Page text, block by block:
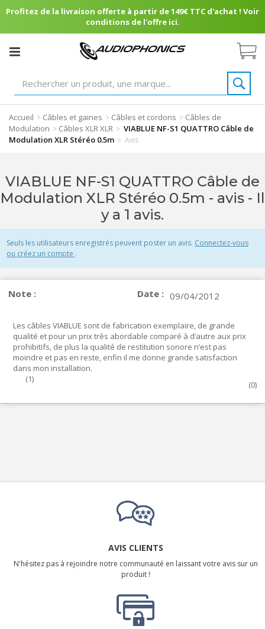
Profitez de la livraison offerte à partir de 149€ TTC d'achat ! Voir
conditions de l'offre ici.
Accueil > Câbles et gaines > Câbles et cordons > Câbles de
Modulation > Câbles XLR XLR > VIABLUE NF-S1 QUATTRO Câble de
Modulation XLR Stéréo 0.5m > Avis
VIABLUE NF-S1 QUATTRO Câble de
Modulation XLR Stéréo 0.5m - avis - Il
y a 1 avis.
Seuls les utilisateurs enregistrés peuvent poster un avis. Connectez-vous
ou créez un compte .
Note : Date : 09/04/2012
Les câbles VIABLUE sont de fabrication exemplaire, de grande
qualité et pour un prix très abordable comparé à d’autre aux prix
prohibitifs, de plus la qualité de restitution sonore n’est pas
moindre et pas en reste, enfin il me donne grande satisfaction
dans mon installation.
(1)
(0)
AVIS CLIENTS
N'hésitez pas à rejoindre notre communauté en laissant votre avis sur un
produit !